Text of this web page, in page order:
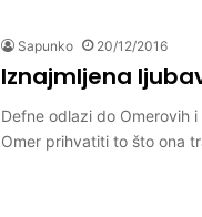
Sapunko 20/12/2016
Iznajmljena
Defne odlazi do Omerovih
Omer prihvatiti to što ona